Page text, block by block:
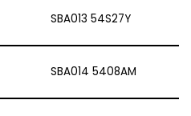
SBA013 54S27Y
SBA014 5408AM